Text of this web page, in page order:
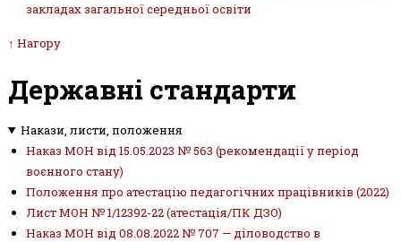
закладах загальної середньої освіти
↑ Нагору
Державні стандарти
Накази, листи, положення
Наказ МОН від 15.05.2023 № 563 (рекомендації у період
воєнного стану)
Положення про атестацію педагогічних працівників (2022)
Лист МОН № 1/12392-22 (атестація/ПК ДЗО)
Наказ МОН від 08.08.2022 № 707 — діловодство в